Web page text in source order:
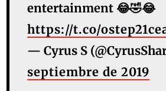
entertainment 😂🤣😂
https://t.co/
— Cyrus S
septiembre de 2019